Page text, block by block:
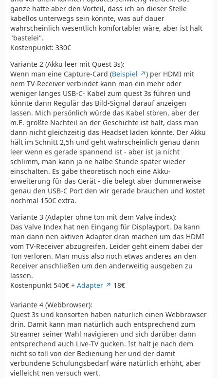
ganze hätte aber den Vorteil, dass ich an dieser Stelle
kabellos unterwegs sein könnte, was auf dauer
wahrscheinlich wesentlich komfortabler wäre, aber ist halt
"bastelei".
Kostenpunkt: 330€
Variante 2 (Akku leer mit Quest 3s):
Wenn man eine Capture-Card (Beispiel
) per HDMI mit
nem TV-Receiver verbindet kann man ein mehr oder
weniger langes USB-C- Kabel zum quest 3s führen und
könnte dann Regulär das Bild-Signal darauf anzeigen
lassen. Mich persönlich würde das Kabel stören, aber der
m.E. größte Nachteil an der Geschichte ist halt, dass man
dann nicht gleichzeitig das Headset laden könnte. Der Akku
hält im Schnitt 2,5h und geht wahrscheinlich genau dann
leer wenn es gerade spannend ist - aber ist ja nicht
schlimm, man kann ja ne halbe Stunde später wieder
einschalten. Es gäbe theoretisch noch eine Akku-
erweiterung für das Gerät - die belegt aber dummerweise
genau den USB-C Port den wir gerade brauchen und kostet
nochmal 150€ extra.
Variante 3 (Adapter ohne ton mit dem Valve index):
Das Valve Index hat nen Eingang für Displayport. Da kann
man dann nen aktiven Adapter dran machen um das HDMI
vom TV-Receiver abzugreifen. Leider geht einem dabei der
Ton verloren. Man muss also noch etwas anderes an den
Receiver anschließen um den anderweitig ausgeben zu
lassen.
Kostenpunkt 540€ + Adapter 18€
Variante 4 (Webbrowser):
Quest 3s und konsorten haben natürlich einen Webbrowser
drin. Damit kann man natürlich auch entsprechend zum
Streamer seiner Wahl navigieren und sich darüber dann
entsprechend auch Live-TV gucken. Ist halt je nach dem
nicht so toll von der Bedienung her und der damit
verbundene Schulungsbedarf wäre natürlich erhöht, aber
vielleicht nen versuch wert.